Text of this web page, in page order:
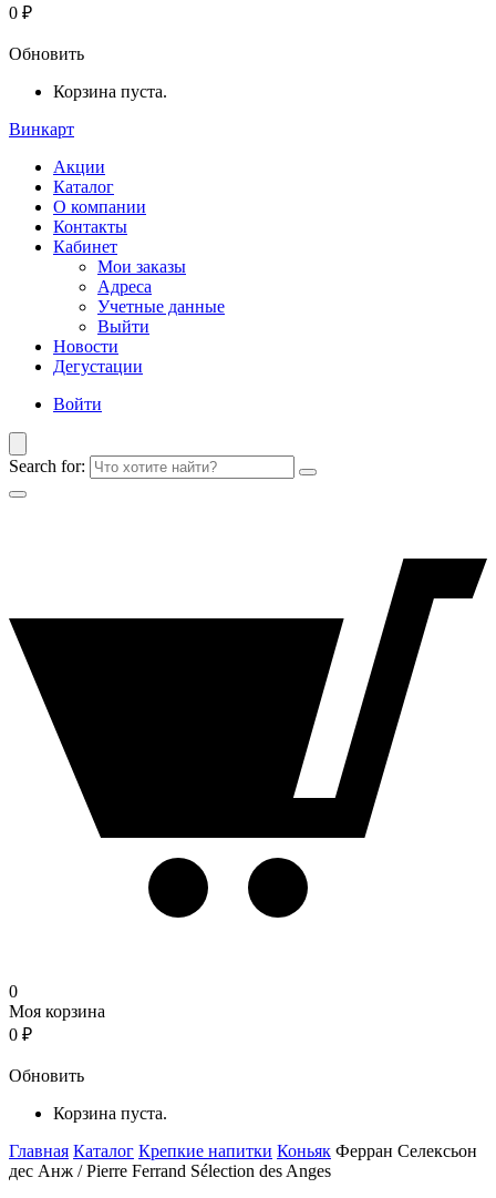
0 ₽
Обновить
Корзина пуста.
Винкарт
Акции
Каталог
О компании
Контакты
Кабинет
Мои заказы
Адреса
Учетные данные
Выйти
Новости
Дегустации
Войти
Search for:
0
Моя корзина
0 ₽
Обновить
Корзина пуста.
Главная Каталог Крепкие напитки Коньяк Ферран Селексьон
дес Анж / Pierre Ferrand Sélection des Anges